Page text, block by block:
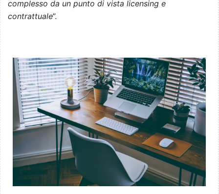
complesso da un punto di vista licensing e
contrattuale”.